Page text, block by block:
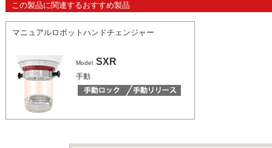
この製品に関連するおすすめ製品
マニュアルロボットハンドチェンジャー
Model SXR
手動